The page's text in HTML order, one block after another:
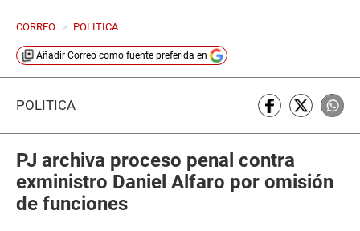
CORREO > POLITICA
Añadir Correo como fuente preferida en
POLÍTICA
PJ archiva proceso penal contra
exministro Daniel Alfaro por omisión
de funciones